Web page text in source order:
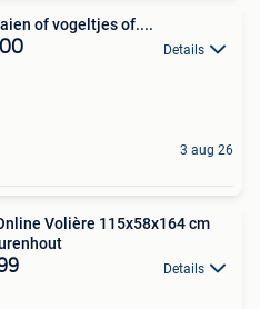
of vogeltjes of....
Details
3 aug 26
Volière 115x58x164 cm
Details